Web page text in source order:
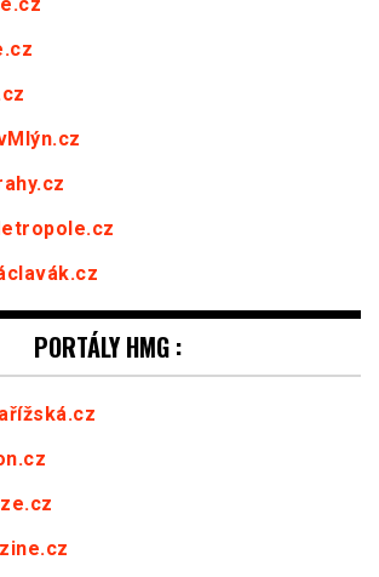
PORTÁLY HMG :